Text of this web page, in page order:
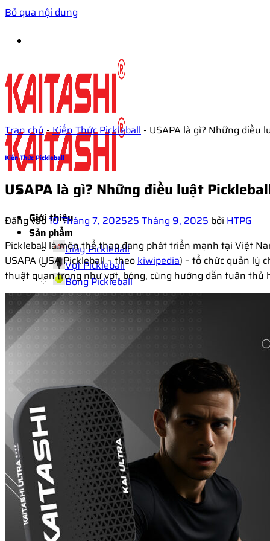
Bỏ qua nội dung
Giới thiệu
Sản phẩm
Giày Pickleball
Vợt Pickleball
Bóng Pickleball
Balo – Túi Pickleball
Quần Áo Pickleball
Quần Áo Pickleball Nam
Quần Áo Pickleball Unisex
Phụ Kiện Pickleball
Pickleball Kids
Vợt Pickleball cho bé
Bóng Pickleball cho bé
Balo Pickleball cho bé
Giày Pickleball cho bé
Trang phục Pickleball cho bé
Tin Tức
Sự kiện KAITASHI
Kiến Thức Pickleball
Hệ thống sân & Cửa hàng Pickleball
Tuyển Dụng
Tran chủ-Kiến Thức Pickleball - USAPA là gì? Những điều
Kiến Thức Pickleball
USAPA là gì? Những điều luật
Đăng vào10 Tháng 7, 202525 Tháng 9, 2025 bởi HTPG
Pickleball là môn thể thao đang phát triển mạnh tại Việt
USAPA (USA Pickleball – theo kiwipedia) – tổ chức quản lý
thuật quan trọng như vợt, bóng, cùng hướng dẫn tuân thủ